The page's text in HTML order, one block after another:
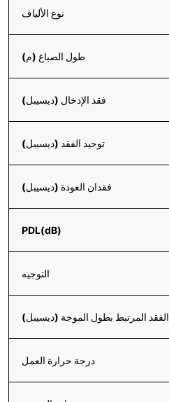
نوع الألياف
طول الصباغ (م)
فقد الإدخال (ديسيبل)
توحيد الفقد (ديسيبل)
فقدان العودة (ديسيبل)
PDL(dB)
التوجيه
الفقد المرتبط بطول الموجة (ديسيبل)
درجة حرارة العمل